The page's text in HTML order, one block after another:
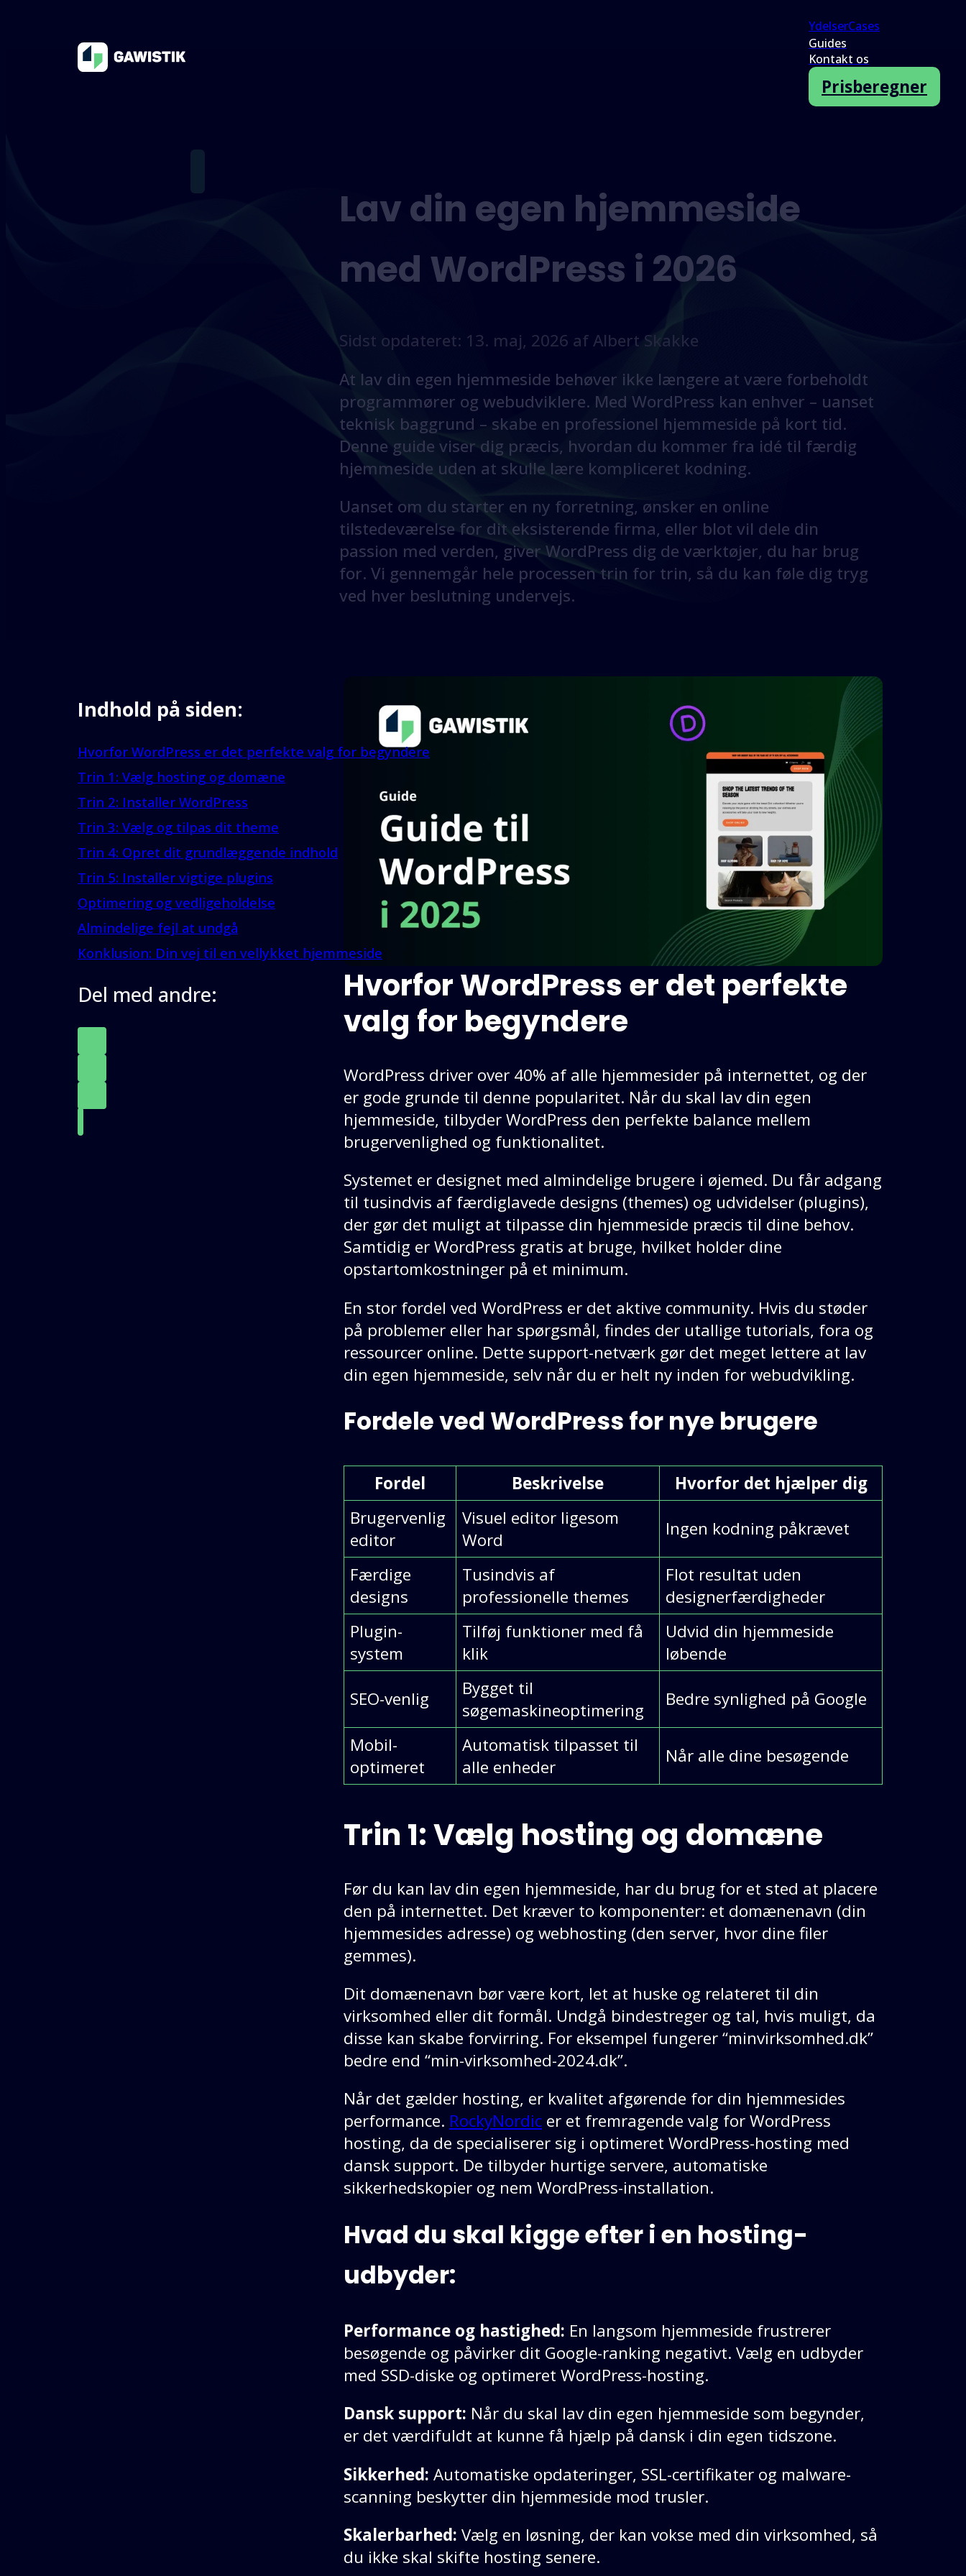
YdelserCases
Guides
Kontakt os
Prisberegner
Lav din egen hjemmeside
med WordPress i 2026
Sidst opdateret: 13. maj, 2026 af Albert Skakke
At lav din egen hjemmeside behøver ikke længere at være forbeholdt
programmører og webudviklere. Med WordPress kan enhver – uanset
teknisk baggrund – skabe en professionel hjemmeside på kort tid.
Denne guide viser dig præcis, hvordan du kommer fra idé til færdig
hjemmeside uden at skulle lære kompliceret kodning.
Uanset om du starter en ny forretning, ønsker en online
tilstedeværelse for dit eksisterende firma, eller blot vil dele din
passion med verden, giver WordPress dig de værktøjer, du har brug
for. Vi gennemgår hele processen trin for trin, så du kan føle dig tryg
ved hver beslutning undervejs.
Indhold på siden:
Hvorfor WordPress er det perfekte valg for begyndere
Trin 1: Vælg hosting og domæne
Trin 2: Installer WordPress
Trin 3: Vælg og tilpas dit theme
Trin 4: Opret dit grundlæggende indhold
Trin 5: Installer vigtige plugins
Optimering og vedligeholdelse
Almindelige fejl at undgå
Konklusion: Din vej til en vellykket hjemmeside
Del med andre:
Hvorfor WordPress er det perfekte
valg for begyndere
WordPress driver over 40% af alle hjemmesider på internettet, og der
er gode grunde til denne popularitet. Når du skal lav din egen
hjemmeside, tilbyder WordPress den perfekte balance mellem
brugervenlighed og funktionalitet.
Systemet er designet med almindelige brugere i øjemed. Du får adgang
til tusindvis af færdiglavede designs (themes) og udvidelser (plugins),
der gør det muligt at tilpasse din hjemmeside præcis til dine behov.
Samtidig er WordPress gratis at bruge, hvilket holder dine
opstartomkostninger på et minimum.
En stor fordel ved WordPress er det aktive community. Hvis du støder
på problemer eller har spørgsmål, findes der utallige tutorials, fora og
ressourcer online. Dette support-netværk gør det meget lettere at lav
din egen hjemmeside, selv når du er helt ny inden for webudvikling.
Fordele ved WordPress for nye brugere
Fordel Beskrivelse
Hvorfor det hjælper dig
Brugervenlig
editor
Visuel editor ligesom
Word
Ingen kodning påkrævet
Færdige
designs
Tusindvis af
professionelle themes
Flot resultat uden
designerfærdigheder
Plugin-
system
Tilføj funktioner med få
klik
Udvid din hjemmeside
løbende
SEO-venlig
Bygget til
søgemaskineoptimering
Bedre synlighed på Google
Mobil-
optimeret
Automatisk tilpasset til
alle enheder
Når alle dine besøgende
Trin 1: Vælg hosting og domæne
Før du kan lav din egen hjemmeside, har du brug for et sted at placere
den på internettet. Det kræver to komponenter: et domænenavn (din
hjemmesides adresse) og webhosting (den server, hvor dine filer
gemmes).
Dit domænenavn bør være kort, let at huske og relateret til din
virksomhed eller dit formål. Undgå bindestreger og tal, hvis muligt, da
disse kan skabe forvirring. For eksempel fungerer “minvirksomhed.dk”
bedre end “min-virksomhed-2024.dk”.
Når det gælder hosting, er kvalitet afgørende for din hjemmesides
performance. RockyNordic er et fremragende valg for WordPress
hosting, da de specialiserer sig i optimeret WordPress-hosting med
dansk support. De tilbyder hurtige servere, automatiske
sikkerhedskopier og nem WordPress-installation.
Hvad du skal kigge efter i en hosting-
udbyder:
Performance og hastighed: En langsom hjemmeside frustrerer
besøgende og påvirker dit Google-ranking negativt. Vælg en udbyder
med SSD-diske og optimeret WordPress-hosting.
Dansk support: Når du skal lav din egen hjemmeside som begynder,
er det værdifuldt at kunne få hjælp på dansk i din egen tidszone.
Sikkerhed: Automatiske opdateringer, SSL-certifikater og malware-
scanning beskytter din hjemmeside mod trusler.
Skalerbarhed: Vælg en løsning, der kan vokse med din virksomhed, så
du ikke skal skifte hosting senere.